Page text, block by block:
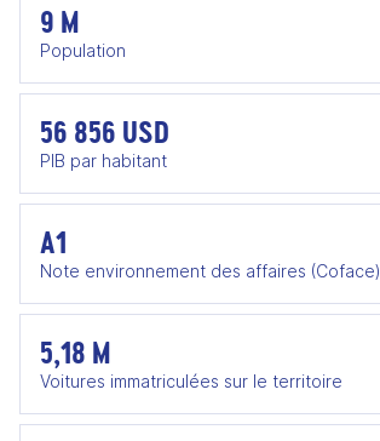
9 M
Population
56 856 USD
PIB par habitant
A1
Note environnement des affaires (Coface)
5,18 M
Voitures immatriculées sur le territoire